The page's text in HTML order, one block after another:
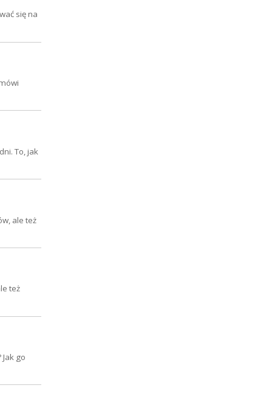
się na
To, jak
ale też
też
go